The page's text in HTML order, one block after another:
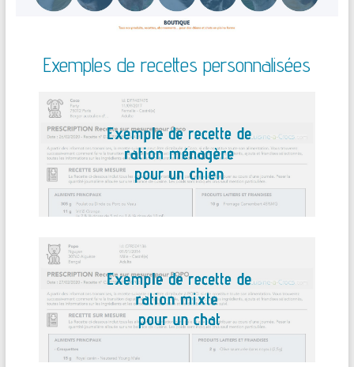
Exemples de recettes personnalisées